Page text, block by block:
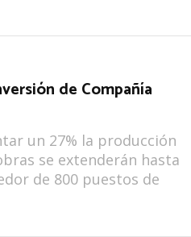
de Compañía
un 27% la producción
se extenderán hasta
de 800 puestos de